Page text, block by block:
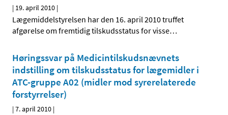
| 19. april 2010 |
Lægemiddelstyrelsen har den 16. april 2010 truffet
afgørelse om fremtidig tilskudsstatus for visse…
Høringssvar på Medicintilskudsnævnets
indstilling om tilskudsstatus for lægemidler i
ATC-gruppe A02 (midler mod syrerelaterede
forstyrrelser)
|7. april 2010 |